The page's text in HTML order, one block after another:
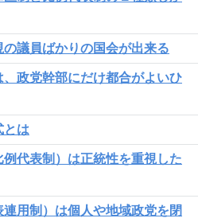
議員ばかりの国会が出来る
政党幹部にだけ都合がよいひ
は
代表制）は正統性を重視した
用制）は個人や地域政党を閉